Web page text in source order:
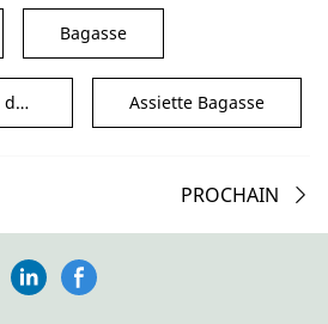
Bagasse
Assiettes en carton de canne à sucre Assiette Bagasse
PROCHAIN